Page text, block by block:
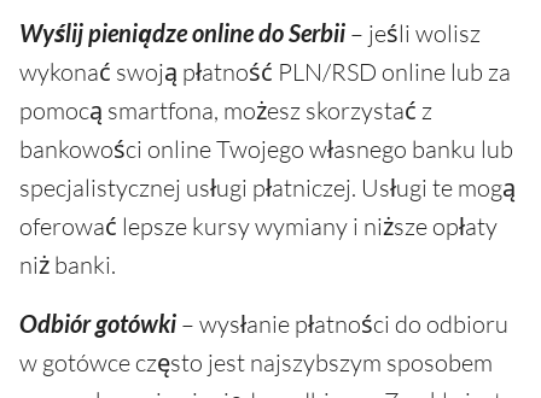
Wyślij pieniądze online do Serbii – jeśli wolisz
wykonać swoją płatność PLN/RSD online lub za
pomocą smartfona, możesz skorzystać z
bankowości online Twojego własnego banku lub
specjalistycznej usługi płatniczej. Usługi te mogą
oferować lepsze kursy wymiany i niższe opłaty
niż banki.
Odbiór gotówki – wysłanie płatności do odbioru
w gotówce często jest najszybszym sposobem